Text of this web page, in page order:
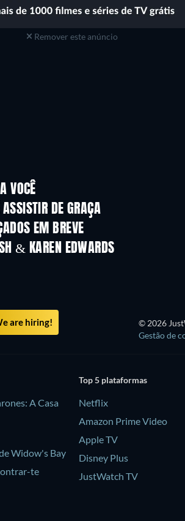
Remover este anúncio
VOCÊ
DE GRAÇA
EM BREVE
& KAREN EDWARDS
are hiring! © 2026
Gestão de
A Casa
Widow's Bay
te
Top 5 plataformas
Netflix
Amazon Prime Video
Apple TV
Disney Plus
JustWatch TV